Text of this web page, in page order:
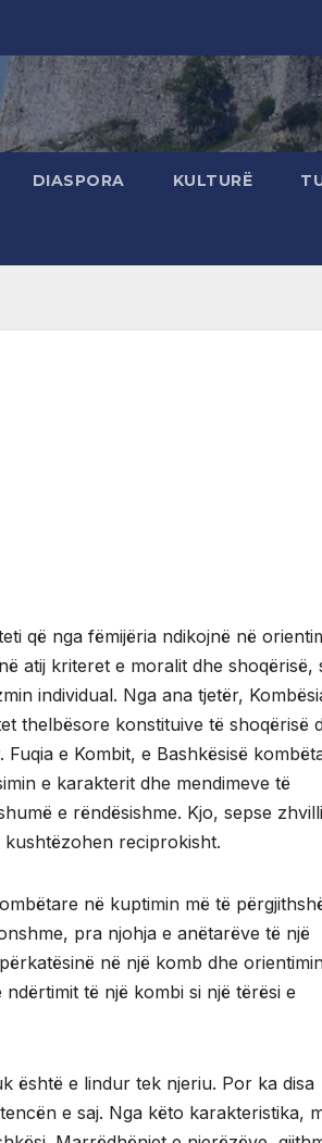
DIASPORA KULTURË
që nga fëmijëria ndikojnë në
atij kriteret e moralit dhe shoqërisë,
individual. Nga ana tjetër,
thelbësore konstituive të shoqërisë
e Kombit, e Bashkësisë
e karakterit dhe mendimeve të
e rëndësishme. Kjo, sepse
kushtëzohen reciprokisht.
në kuptimin më të
pra njohja e anëtarëve të një
në një komb dhe
të një kombi si një tërësi e
është e lindur tek njeriu. Por ka disa
e saj. Nga këto karakteristika,